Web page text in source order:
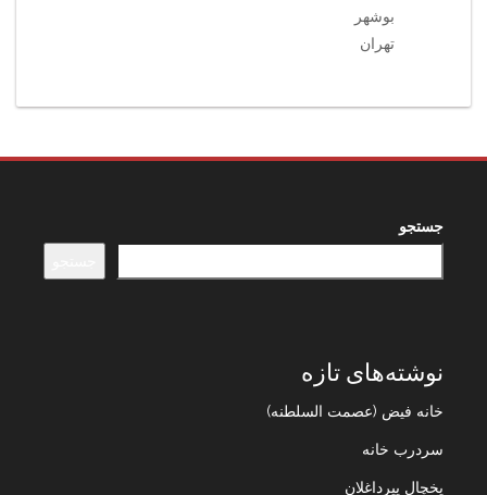
بوشهر
تهران
جستجو
نوشته‌های تازه
خانه فیض (عصمت السلطنه)
سردرب خانه
یخچال پیرداغلان